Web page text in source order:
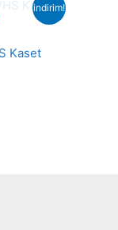
indirim!
Kaset